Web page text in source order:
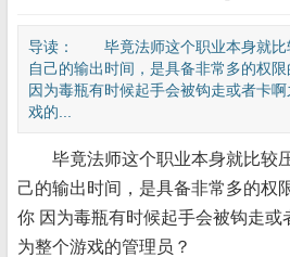
导读： 毕竟法师这个职业本身就比
自己的输出时间，是具备非常多的权
因为毒瓶有时候起手会被钩走或者卡
戏的...
毕竟法师这个职业本身就比较
己的输出时间，是具备非常多的权
你 因为毒瓶有时候起手会被钩走或
为整个游戏的管理员？